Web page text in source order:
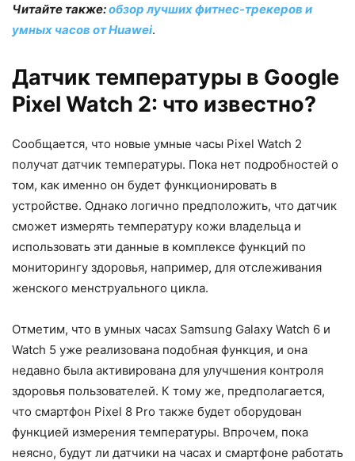
Читайте также:обзор лучших фитнес-трекеров и
умных часов от Huawei.
Датчик температуры в Google
Pixel Watch 2: что известно?
Сообщается, что новые умные часы Pixel Watch 2
получат датчик температуры. Пока нет подробностей о
том, как именно он будет функционировать в
устройстве. Однако логично предположить, что датчик
сможет измерять температуру кожи владельца и
использовать эти данные в комплексе функций по
мониторингу здоровья, например, для отслеживания
женского менструального цикла.
Отметим, что в умных часах Samsung Galaxy Watch 6 и
Watch 5 уже реализована подобная функция, и она
недавно была активирована для улучшения контроля
здоровья пользователей. К тому же, предполагается,
что смартфон Pixel 8 Pro также будет оборудован
функцией измерения температуры. Впрочем, пока
неясно, будут ли датчики на часах и смартфоне работать